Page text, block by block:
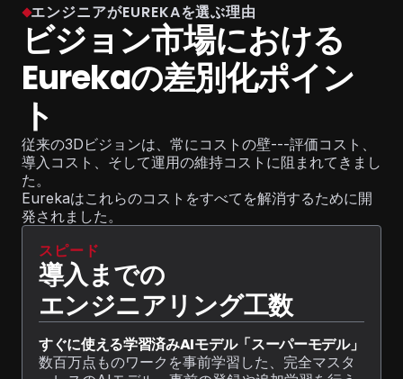
エンジニアがEUREKAを選ぶ理由
ビジョン市場における
Eurekaの差別化ポイン
ト
従来の3Dビジョンは、常にコストの壁---評価コスト、
導入コスト、そして運用の維持コストに阻まれてきまし
た。
Eurekaはこれらのコストをすべてを解消するために開
発されました。
スピード
導入までの
エンジニアリング工数
すぐに使える学習済みAIモデル「スーパーモデル」
数百万点ものワークを事前学習した、完全マスタ